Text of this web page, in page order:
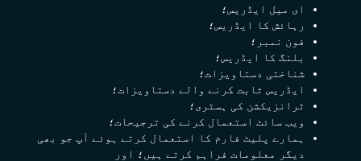
ای میل ایڈریس؛
رہائش کا ایڈریس؛
فون نمبر؛
بلنگ کا ایڈریس؛
شناختی دستاویزات؛
ایڈریس ثابت کرنے والے دستاویزات؛
ٹرانزیکشن کی ہسٹری؛
ویب سائٹ استعمال کرنے کی ترجیحات؛
ہمارے پلیٹ فارم کا استعمال کرتے ہوئے آپ جو بھی
دیگر معلومات فراہم کرتے ہیں؛ اور